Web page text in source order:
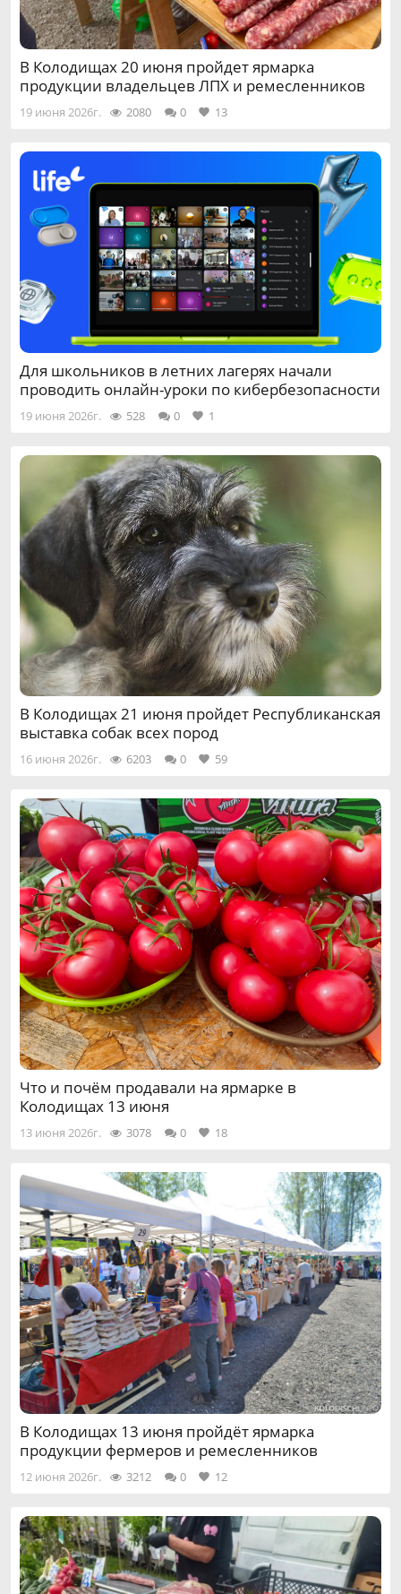
В Колодищах 20 июня пройдет ярмарка
продукции владельцев ЛПХ и ремесленников
19 июня 2026г. 2080 0 13
Для школьников в летних лагерях начали
проводить онлайн-уроки по кибербезопасности
19 июня 2026г. 528 0 1
В Колодищах 21 июня пройдет Республиканская
выставка собак всех пород
16 июня 2026г. 6203 0 59
Что и почём продавали на ярмарке в
Колодищах 13 июня
13 июня 2026г. 3078 0 18
В Колодищах 13 июня пройдёт ярмарка
продукции фермеров и ремесленников
12 июня 2026г. 3212 0 12